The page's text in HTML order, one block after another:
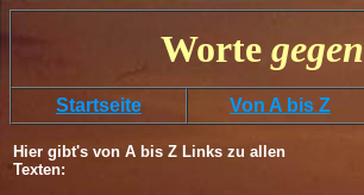
Worte gegen
Startseite Von A bis Z
Hier gibt's von A bis Z Links zu allen
Texten: